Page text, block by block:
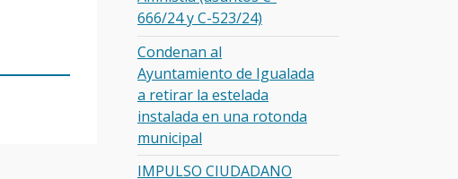
666/24 y C-523/24)
Condenan al
Ayuntamiento de Igualada
a retirar la estelada
instalada en una rotonda
municipal
IMPULSO CIUDADANO